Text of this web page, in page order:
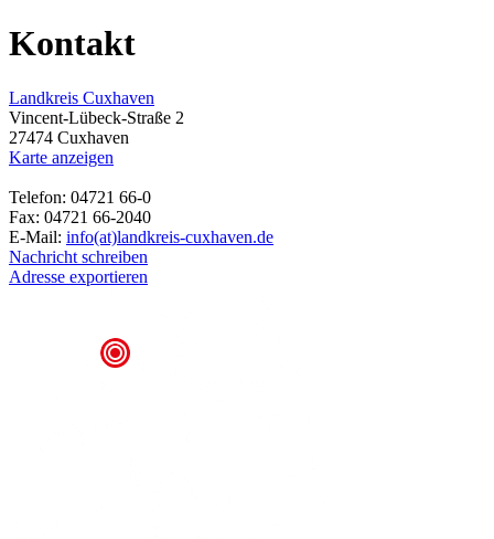
Kontakt
Landkreis Cuxhaven
Vincent-Lübeck-Straße 2
27474 Cuxhaven
Karte anzeigen
Telefon: 04721 66-0
Fax: 04721 66-2040
E-Mail: info(at)landkreis-cuxhaven.de
Nachricht schreiben
Adresse exportieren